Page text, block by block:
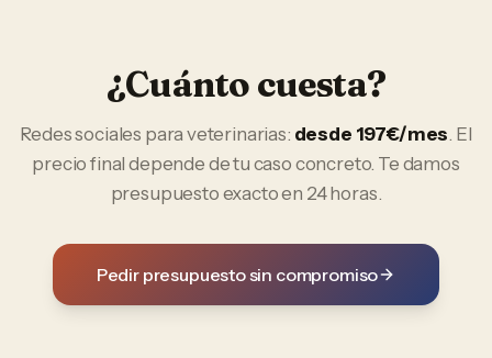
¿Cuánto cuesta?
Redes sociales paraveterinarias: desde 197€/mes. El
precio final depende de tu caso concreto. Te damos
presupuesto exacto en 24 horas.
Pedir presupuesto sin compromiso